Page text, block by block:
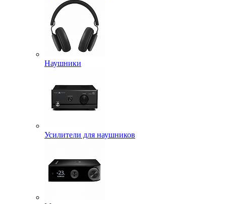
Наушники
Усилители для наушников